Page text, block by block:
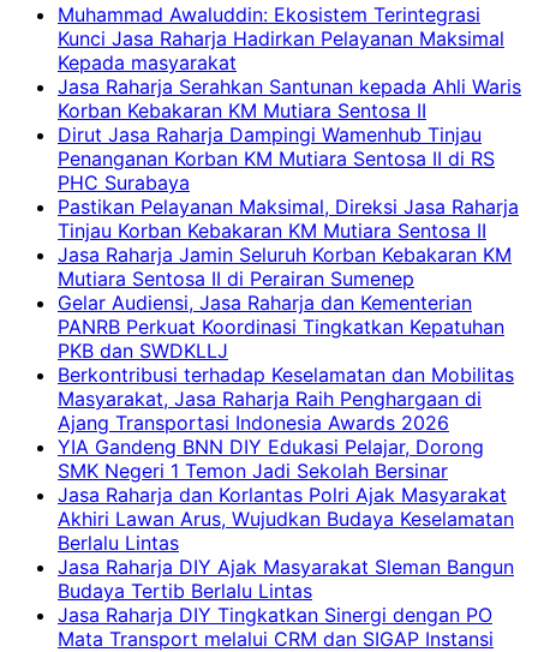
Muhammad Awaluddin: Ekosistem Terintegrasi
Kunci Jasa Raharja Hadirkan Pelayanan Maksimal
Kepada masyarakat
Jasa Raharja Serahkan Santunan kepada Ahli Waris
Korban Kebakaran KM Mutiara Sentosa II
Dirut Jasa Raharja Dampingi Wamenhub Tinjau
Penanganan Korban KM Mutiara Sentosa II di RS
PHC Surabaya
Pastikan Pelayanan Maksimal, Direksi Jasa Raharja
Tinjau Korban Kebakaran KM Mutiara Sentosa II
Jasa Raharja Jamin Seluruh Korban Kebakaran KM
Mutiara Sentosa II di Perairan Sumenep
Gelar Audiensi, Jasa Raharja dan Kementerian
PANRB Perkuat Koordinasi Tingkatkan Kepatuhan
PKB dan SWDKLLJ
Berkontribusi terhadap Keselamatan dan Mobilitas
Masyarakat, Jasa Raharja Raih Penghargaan di
Ajang Transportasi Indonesia Awards 2026
YIA Gandeng BNN DIY Edukasi Pelajar, Dorong
SMK Negeri 1 Temon Jadi Sekolah Bersinar
Jasa Raharja dan Korlantas Polri Ajak Masyarakat
Akhiri Lawan Arus, Wujudkan Budaya Keselamatan
Berlalu Lintas
Jasa Raharja DIY Ajak Masyarakat Sleman Bangun
Budaya Tertib Berlalu Lintas
Jasa Raharja DIY Tingkatkan Sinergi dengan PO
Mata Transport melalui CRM dan SIGAP Instansi